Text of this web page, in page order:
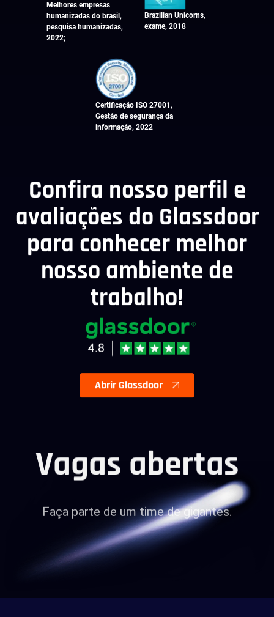
Melhores empresas
humanizadas do brasil,
pesquisa humanizadas,
2022;
Brazilian Unicorns,
exame, 2018
Certificação ISO 27001,
Gestão de segurança da
informação, 2022
Confira nosso perfil e
avaliações do Glassdoor
para conhecer melhor
nosso ambiente de
trabalho!
Abrir Glassdoor
Vagas abertas
Faça parte de um time de gigantes.
Conhecer nossas vagas